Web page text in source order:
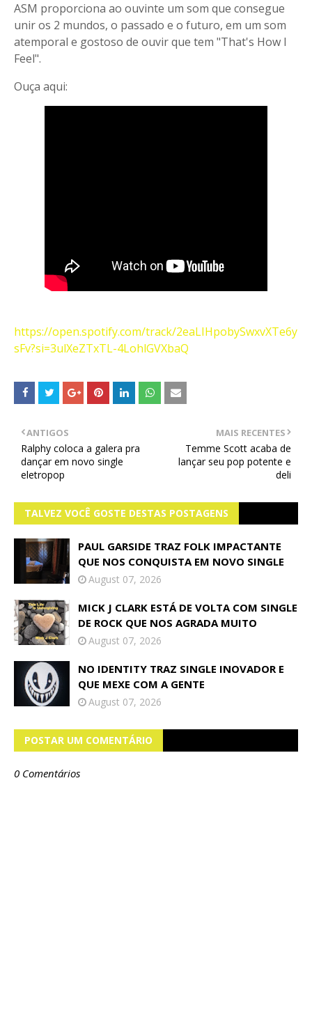
ASM proporciona ao ouvinte um som que consegue
unir os 2 mundos, o passado e o futuro, em um som
atemporal e gostoso de ouvir que tem "That's How I
Feel".
Ouça aqui:
https://open.spotify.com/track/2eaLIHpobySwxvXTe6y
sFv?si=3ulXeZTxTL-4LohlGVXbaQ
MAIS RECENTES
Temme Scott acaba de
lançar seu pop potente e
deli
ANTIGOS
Ralphy coloca a galera pra
dançar em novo single
eletropop
TALVEZ VOCÊ GOSTE DESTAS POSTAGENS
PAUL GARSIDE TRAZ FOLK IMPACTANTE
QUE NOS CONQUISTA EM NOVO SINGLE
August 07, 2026
MICK J CLARK ESTÁ DE VOLTA COM SINGLE
DE ROCK QUE NOS AGRADA MUITO
August 07, 2026
NO IDENTITY TRAZ SINGLE INOVADOR E
QUE MEXE COM A GENTE
August 07, 2026
POSTAR UM COMENTÁRIO
0 Comentários